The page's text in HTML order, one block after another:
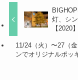
灯、シ
【2020】
11/24（火）〜27（
ンでオリジナルポッ